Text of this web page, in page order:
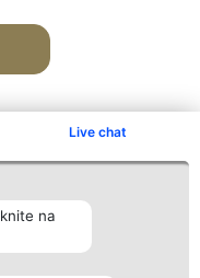
Live chat
na
Kontakt
Kontakt